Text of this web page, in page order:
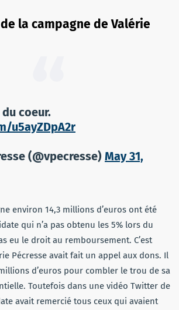
la campagne de Valérie
coeur.
u5ayZDpA2r
(@vpecresse) May 31,
environ 14,3 millions d’euros ont été
qui n’a pas obtenu les 5% lors du
eu le droit au remboursement. C’est
Pécresse avait fait un appel aux dons. Il
d’euros pour combler le trou de sa
Toutefois dans une vidéo Twitter de
avait remercié tous ceux qui avaient